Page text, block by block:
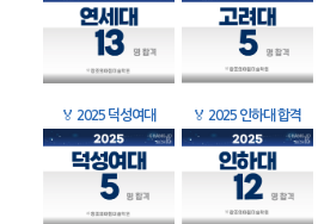
🏅 2025 덕성여대 🏅 2025 인하대 합격